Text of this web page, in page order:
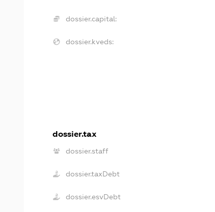
dossier.capital:
dossier.kveds:
dossier.tax
dossier.staff
dossier.taxDebt
dossier.esvDebt